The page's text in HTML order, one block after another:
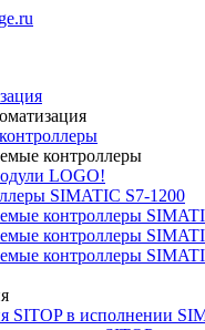
контроллеры
LOGO!
SIMATIC S7-1200
контроллеры
контроллеры
контроллеры
SITOP в исполнении